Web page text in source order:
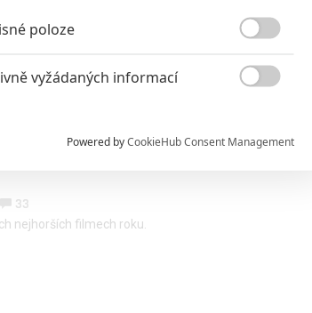
jim děkuje a kaje se za
vedou
33
nejhorších filmech roku.
poloze
vyžádaných informací
v zařízení

a měření reklamy
průzkum publika a vývoj
dáváte nám i našim partnerům
Powered byCookieHub Consent Management